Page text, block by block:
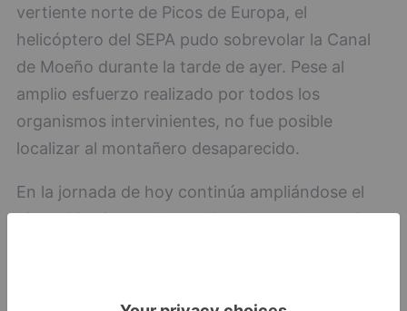
vertiente norte de Picos de Europa, el
helicóptero del SEPA pudo sobrevolar la Canal
de Moeño durante la tarde de ayer. Pese al
amplio esfuerzo realizado por todos los
organismos intervinientes, no fue posible
localizar al montañero desaparecido.
En la jornada de hoy continúa ampliándose el
dispositivo integral coordinado por la Agencia
Grupo de Rescate y Salvamento de Protección